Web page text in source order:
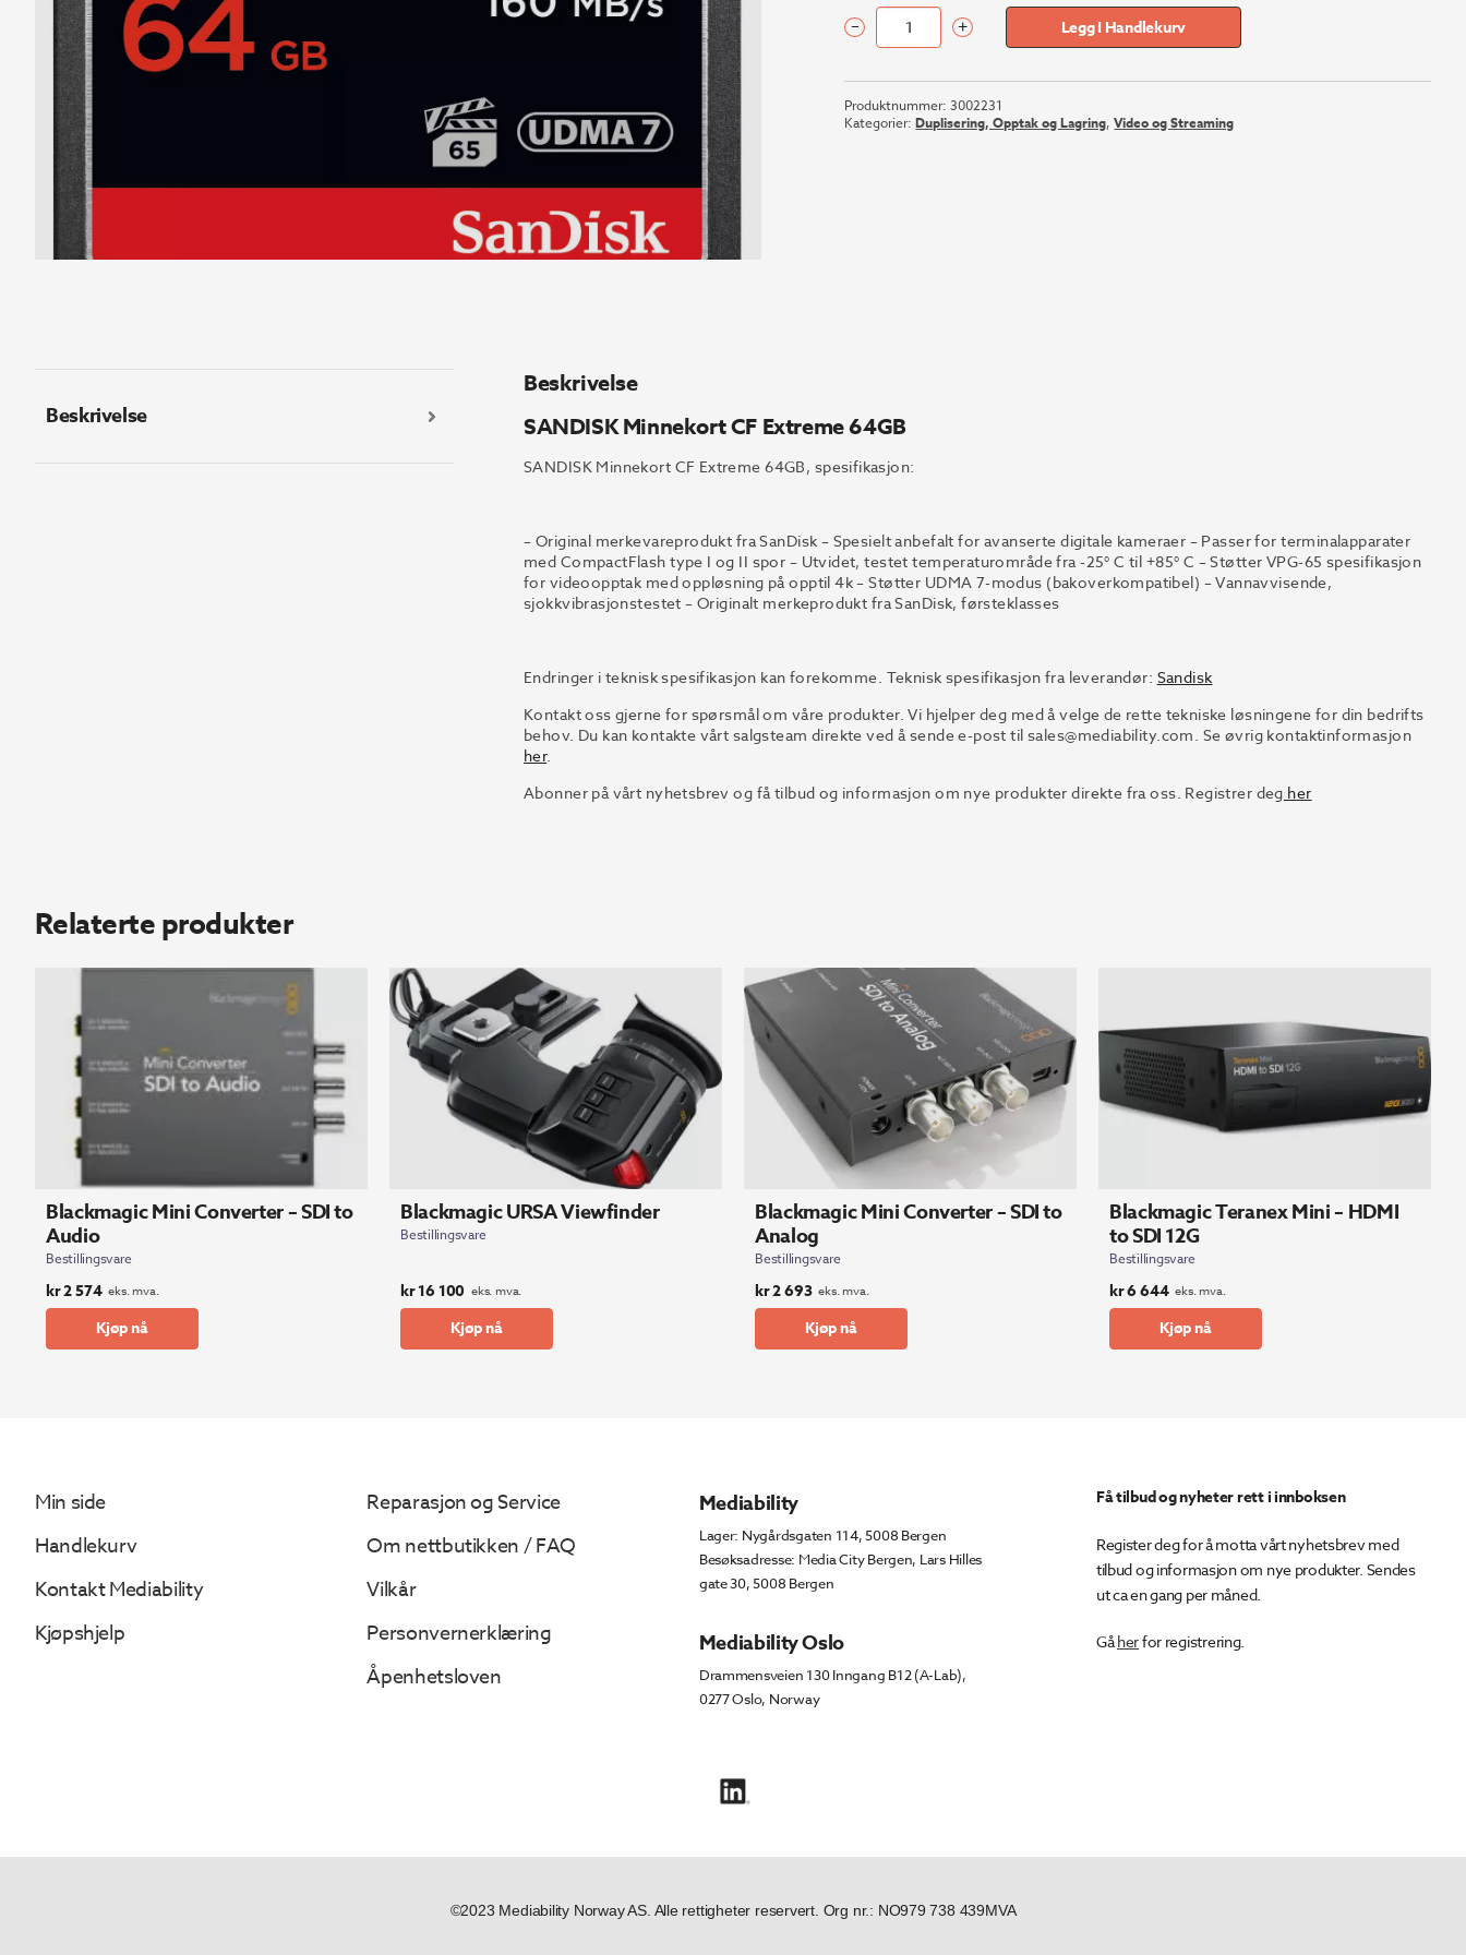
SANDISK
CF
Extreme
64GB
– + Legg I Handlekurv
Produktnummer:3002231
Kategorier:Duplisering, Opptak og Lagring,Video og Streaming
Beskrivelse
Beskrivelse
SANDISK Minnekort CF Extreme 64GB
SANDISK Minnekort CF Extreme 64GB, spesifikasjon:
– Original merkevareprodukt fra SanDisk – Spesielt anbefalt for avanserte digitale kameraer – Passer for terminalapparater
med CompactFlash type I og II spor – Utvidet, testet temperaturområde fra -25° C til +85° C – Støtter VPG-65 spesifikasjon
for videoopptak med oppløsning på opptil 4k – Støtter UDMA 7-modus (bakoverkompatibel) – Vannavvisende,
sjokkvibrasjonstestet – Originalt merkeprodukt fra SanDisk, førsteklasses
Endringer i teknisk spesifikasjon kan forekomme. Teknisk spesifikasjon fra leverandør: Sandisk
Kontakt oss gjerne for spørsmål om våre produkter. Vi hjelper deg med å velge de rette tekniske løsningene for din bedrifts
behov. Du kan kontakte vårt salgsteam direkte ved å sende e-post til sales@mediability.com. Se øvrig kontaktinformasjon
her.
Abonner på vårt nyhetsbrev og få tilbud og informasjon om nye produkter direkte fra oss. Registrer deg her
Relaterte produkter
Blackmagic Mini Converter – SDI to
Audio
Bestillingsvare
kr2 574 eks. mva.
Kjøp nå
Blackmagic URSA Viewfinder
Bestillingsvare
kr16 100 eks. mva.
Kjøp nå
Blackmagic Mini Converter – SDI to
Analog
Bestillingsvare
kr2 693 eks. mva.
Kjøp nå
Blackmagic Teranex Mini – HDMI
to SDI 12G
Bestillingsvare
kr6 644 eks. mva.
Kjøp nå
Min side
Handlekurv
Kontakt Mediability
Kjøpshjelp
Reparasjon og Service
Om nettbutikken / FAQ
Vilkår
Personvernerklæring
Åpenhetsloven
Mediability
Lager: Nygårdsgaten 114, 5008 Bergen
Besøksadresse: Media City Bergen, Lars Hilles
gate 30, 5008 Bergen
Mediability Oslo
Drammensveien 130 Inngang B12 (A-Lab),
0277 Oslo, Norway
Få tilbud og nyheter rett i innboksen
Register deg for å motta vårt nyhetsbrev med
tilbud og informasjon om nye produkter. Sendes
ut ca en gang per måned.
Gåherfor registrering.
©2023 Mediability Norway AS. Alle rettigheter reservert. Org nr.: NO979 738 439MVA